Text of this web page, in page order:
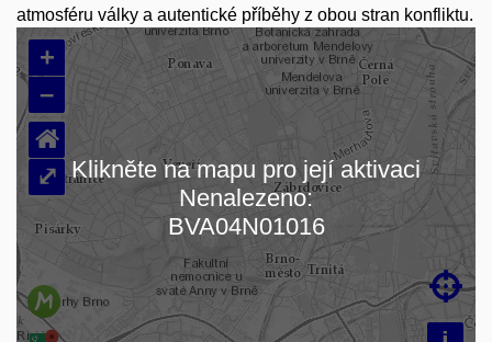
atmosféru války a autentické příběhy z obou stran konfliktu.
Načítám mapu…
+
–

⌂
⤢ Klikněte na mapu pro její aktivaci
Nenalezeno:
BVA04N01016